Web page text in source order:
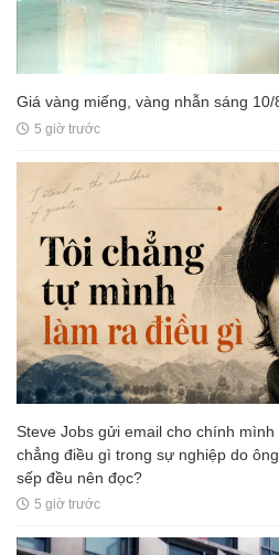
Giá vàng miếng, vàng nhẫn sáng
5 giờ trước
Steve Jobs gửi email cho chính
chẳng điều gì trong sự nghiệp do
sếp đều nên đọc?
5 giờ trước